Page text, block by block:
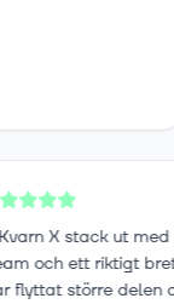
“Kvarn X stack
team och ett
har flyttat större